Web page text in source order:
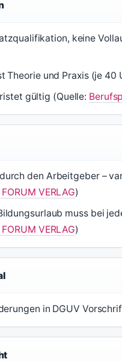
keine
Theorie und Praxis (je 40
gültig (Quelle:
den Arbeitgeber –
VERLAG)
muss bei
VERLAG)
in DGUV